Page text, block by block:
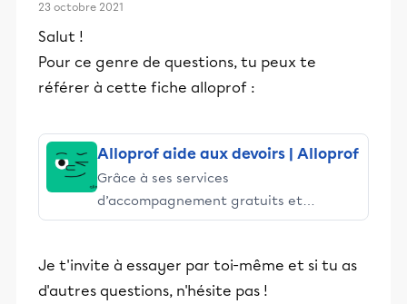
23 octobre 2021
Salut !
Pour ce genre de questions, tu peux te
référer à cette fiche alloprof :
Alloprof aide aux devoirs | Alloprof
Grâce à ses services
d’accompagnement gratuits et
stimulants, Alloprof engage les élèves
éducative.
Je t'invite à essayer par toi-même et si tu as
d'autres questions, n'hésite pas !